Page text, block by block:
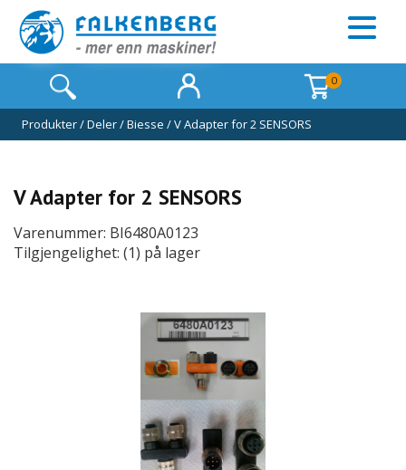
0
Produkter/Deler/Biesse /V Adapter for 2 SENSORS
V Adapter for 2 SENSORS
Varenummer: BI6480A0123
Tilgjengelighet: (1) på lager